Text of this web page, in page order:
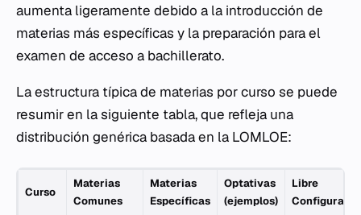
aumenta ligeramente debido a la introducción de
materias más específicas y la preparación para el
examen de acceso a bachillerato.
La estructura típica de materias por curso se puede
resumir en la siguiente tabla, que refleja una
distribución genérica basada en la LOMLOE:
Curso
Materias
Comunes
Materias
Específicas
Optativas
(ejemplos)
Libre